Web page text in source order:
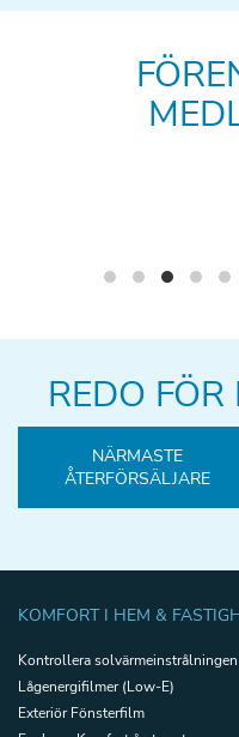
REDO FÖR
NÄRMASTE
ÅTERFÖRSÄLJARE
KOMFORT I HEM &
Kontrollera solvärmeinstrålningen
Lågenergifilmer (Low-E)
Exteriör Fönsterfilm